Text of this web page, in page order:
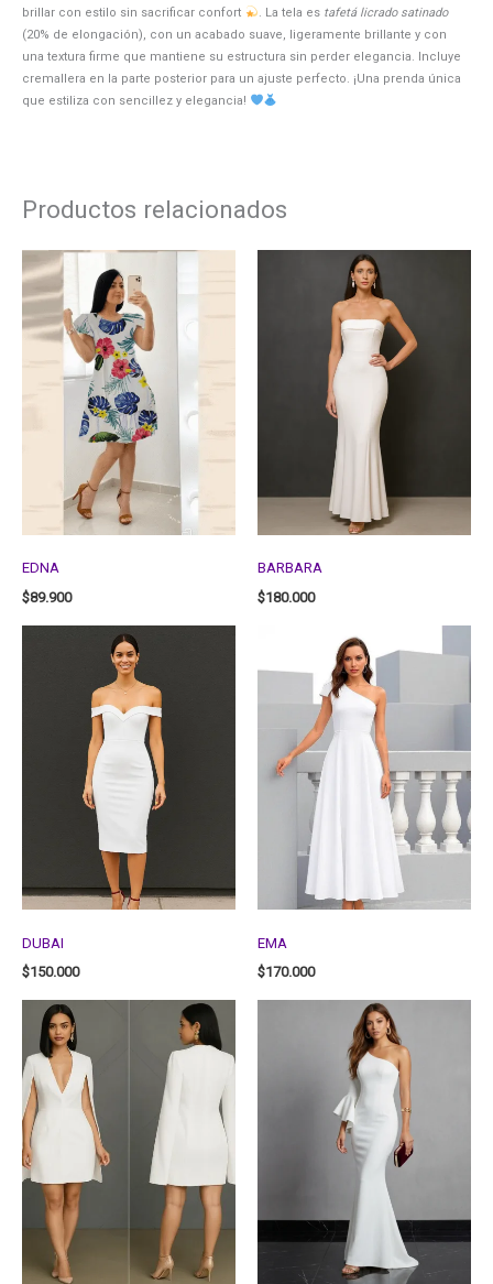
brillar con estilo sin sacrificar confort
. La tela es tafetá licrado satinado
(20% de elongación), con un acabado suave, ligeramente brillante y con
una textura firme que mantiene su estructura sin perder elegancia. Incluye
cremallera en la parte posterior para un ajuste perfecto. ¡Una prenda única
que estiliza con sencillez y elegancia!
Productos relacionados
EDNA
$89.900
BARBARA
$180.000
DUBAI
$150.000
EMA
$170.000